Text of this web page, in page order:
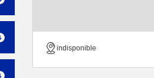
indisponible